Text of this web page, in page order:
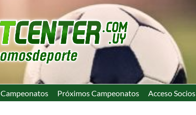
Campeonatos Próximos Campeonatos Acceso Socios